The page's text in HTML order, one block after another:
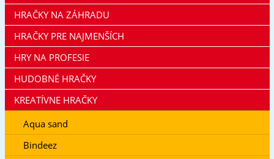
HRAČKY NA ZÁHRADU
HRAČKY PRE NAJMENŠÍCH
HRY NA PROFESIE
HUDOBNÉ HRAČKY
KREATÍVNE HRAČKY
Aqua sand
Bindeez